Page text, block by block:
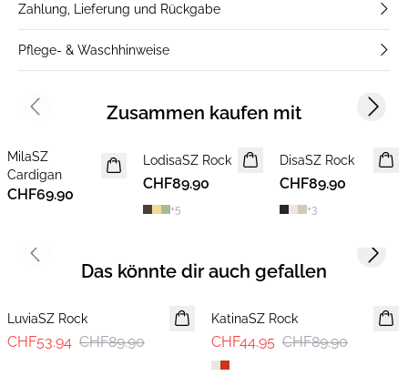
Zahlung, Lieferung und Rückgabe
Pflege- & Waschhinweise
Zusammen kaufen mit
NEUHEIT
2 FOR 120 CHF
MilaSZ
Cardigan
CHF69.90
NEUHEIT
LodisaSZ Rock
CHF89.90
+5
DisaSZ Rock
CHF89.90
+3
Previous slide Next
Das könnte dir auch gefallen
LuviaSZ Rock
CHF53.94 CHF89.90
-50%
KatinaSZ Rock
CHF44.95 CHF89.90
Previous slide Next